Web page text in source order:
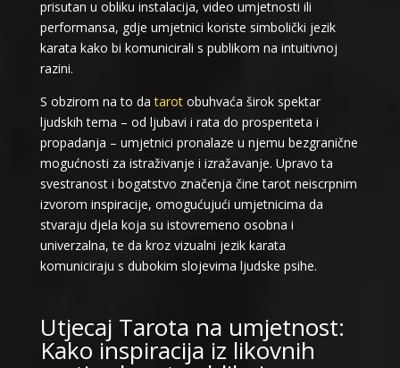
prisutan u obliku instalacija, video umjetnosti ili
performansa, gdje umjetnici koriste simbolički jezik
karata kako bi komunicirali s publikom na intuitivnoj
razini.
S obzirom na to datarotobuhvaća širok spektar
ljudskih tema – od ljubavi i rata do prosperiteta i
propadanja – umjetnici pronalaze u njemu bezgranične
mogućnosti za istraživanje i izražavanje. Upravo ta
svestranost i bogatstvo značenja čine tarot neiscrpnim
izvorom inspiracije, omogućujući umjetnicima da
stvaraju djela koja su istovremeno osobna i
univerzalna, te da kroz vizualni jezik karata
komuniciraju s dubokim slojevima ljudske psihe.
Utjecaj Tarota na umjetnost:
Kako inspiracija iz likovnih